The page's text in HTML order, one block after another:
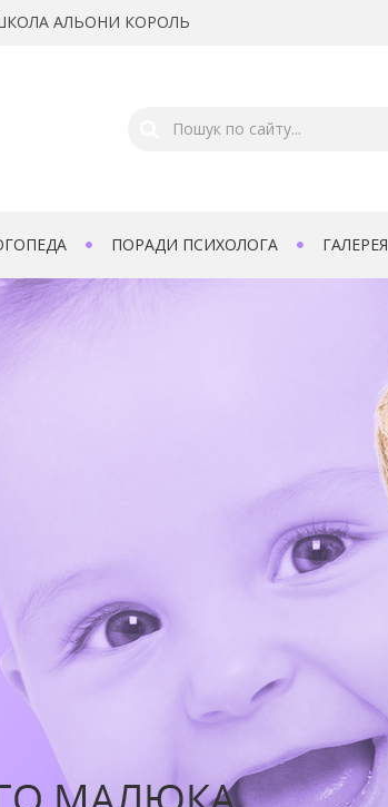
АЛЬОНИ КОРОЛЬ
ПОРАДИ ПСИХОЛОГА ГАЛЕРЕЯ